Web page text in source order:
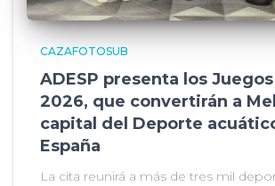
CAZAFOTOSUB
ADESP presenta los
2026, que convertirán a
capital del Deporte
España
La cita reunirá a más de tres mil